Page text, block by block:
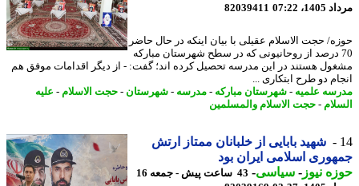
07:22
82039411
حجت الاسلام عقیلی با بیان اینکه در حال حاضر
درصد از روحانیونی که در سطح شهرستان مبارکه
هستند در این مدرسه تحصیل کرده اند؛ گفت: - از دیگر اقدامات موفق هم
دو طرح ابتکاری ...
علمیه-شهرستان مبارکه- مدرسه-شهرستان-حجت الاسلام-علیه
-حجت الاسلام والمسلمین
شهید بابایی از خلبانان ممتاز ارتش
اسلامی ایران بود
نیوز-سیاسی-
43 ساعت پیش - جمعه 16